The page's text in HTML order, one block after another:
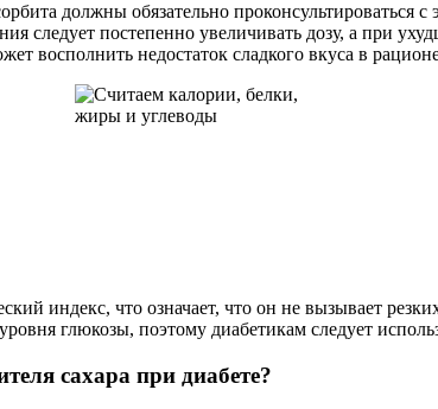
должны обязательно проконсультироваться с
следует постепенно увеличивать дозу, а при
восполнить недостаток сладкого вкуса в
индекс, что означает, что он не вызывает
глюкозы, поэтому диабетикам следует
сахара при диабете?